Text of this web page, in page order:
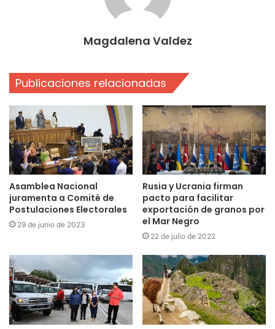
Magdalena Valdez
Publicaciones relacionadas
Asamblea Nacional
juramenta a Comité de
Postulaciones Electorales
29 de junio de 2023
Rusia y Ucrania firman
pacto para facilitar
exportación de granos por
el Mar Negro
22 de julio de 2022